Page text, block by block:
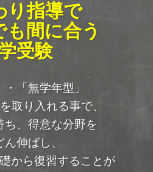
り指導で
間に合う
受験
・「無学年型」
取り入れる事で、
ち、得意な分野を
ん伸ばし、
から復習することが